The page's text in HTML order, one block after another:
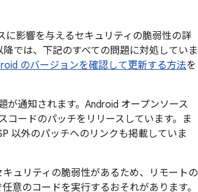
影響を与えるセキュリティの脆弱性の詳
では、下記のすべての問題に対処していま
のバージョンを確認して更新する方法を
が通知されます。Android オープンソース
コードのパッチをリリースしています。ま
以外のパッチへのリンクも掲載していま
ュリティの脆弱性があるため、リモートの
意のコードを実行するおそれがあります。